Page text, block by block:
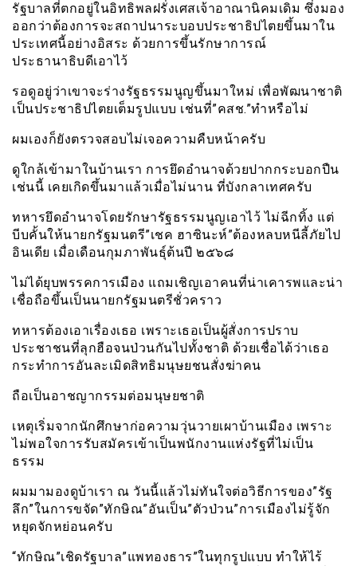
รัฐบาลที่ตกอยู่ในอิทธิพลฝรั่งเศสเจ้าอาณานิคมเดิม ซึ่งมอง
ออกว่าต้องการจะสถาปนาระบอบประชาธิปไตยขึ้นมาใน
ประเทศนี้อย่างอิสระ ด้วยการขึ้นรักษาการณ์
ประธานาธิบดีเอาไว้
รอดูอยู่ว่าเขาจะร่างรัฐธรรมนูญขึ้นมาใหม่ เพื่อพัฒนาชาติ
เป็นประชาธิปไตยเต็มรูปแบบ เช่นที่”คสช.”ทำหรือไม่
ผมเองก็ยังตรวจสอบไม่เจอความคืบหน้าครับ
ดูใกล้เข้ามาในบ้านเรา การยึดอำนาจด้วยปากกระบอกปืน
เช่นนี้ เคยเกิดขึ้นมาแล้วเมื่อไม่นาน ที่บังกลาเทศครับ
ทหารยึดอำนาจโดยรักษารัฐธรรมนูญเอาไว้ ไม่ฉีกทิ้ง แต่
บีบคั้นให้นายกรัฐมนตรี”เชค ฮาซินะห์”ต้องหลบหนีลี้ภัยไป
อินเดีย เมื่อเดือนกุมภาพันธุ์ต้นปี ๒๕๖๘
ไม่ได้ยุบพรรคการเมือง แถมเชิญเอาคนที่น่าเคารพและน่า
เชื่อถือขึ้นเป็นนายกรัฐมนตรีชั่วคราว
ทหารต้องเอาเรื่องเธอ เพราะเธอเป็นผู้สั่งการปราบ
ประชาชนที่ลุกฮือจนป่วนกันไปทั้งชาติ ด้วยเชื่อได้ว่าเธอ
กระทำการอันละเมิดสิทธิมนุษยชนสั่งฆ่าคน
ถือเป็นอาชญากรรมต่อมนุษยชาติ
เหตุเริ่มจากนักศึกษาก่อความวุ่นวายเผาบ้านเมือง เพราะ
ไม่พอใจการรับสมัครเข้าเป็นพนักงานแห่งรัฐที่ไม่เป็น
ธรรม
ผมมามองดูบ้าเรา ณ วันนี้แล้วไม่ทันใจต่อวิธีการของ”รัฐ
ลึก”ในการขจัด”ทักษิณ”อันเป็น”ตัวป่วน”การเมืองไม่รู้จัก
หยุดจักหย่อนครับ
“ทักษิณ”เชิดรัฐบาล”แพทองธาร”ในทุกรูปแบบ ทำให้ไร้